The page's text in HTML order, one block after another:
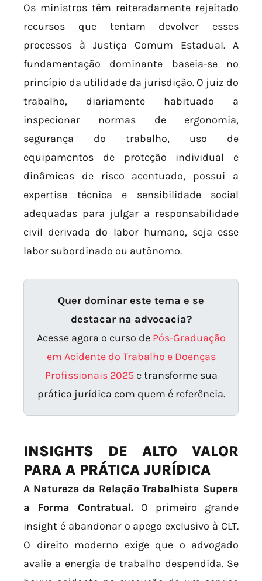
Os ministros têm reiteradamente rejeitado
recursos que tentam devolver esses
processos à Justiça Comum Estadual. A
fundamentação dominante baseia-se no
princípio da utilidade da jurisdição. O juiz do
trabalho, diariamente habituado a
inspecionar normas de ergonomia,
segurança do trabalho, uso de
equipamentos de proteção individual e
dinâmicas de risco acentuado, possui a
expertise técnica e sensibilidade social
adequadas para julgar a responsabilidade
civil derivada do labor humano, seja esse
labor subordinado ou autônomo.
Quer dominar este tema e se
destacar na advocacia?
Acesse agora o curso de Pós-Graduação
em Acidente do Trabalho e Doenças
Profissionais 2025 e transforme sua
prática jurídica com quem é referência.
INSIGHTS DE ALTO VALOR
PARA A PRÁTICA JURÍDICA
A Natureza da Relação Trabalhista Supera
a Forma Contratual. O primeiro grande
insight é abandonar o apego exclusivo à CLT.
O direito moderno exige que o advogado
avalie a energia de trabalho despendida. Se